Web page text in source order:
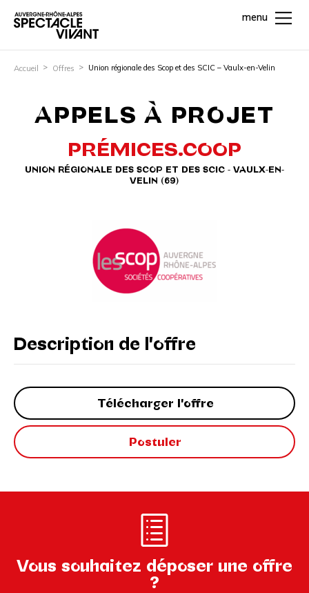
menu
Accueil Offres Union régionale des Scop et des SCIC – Vaulx-en-Velin
APPELS À PROJET
PRÉMICES.COOP
UNION RÉGIONALE DES SCOP ET DES SCIC - VAULX-EN-
VELIN (69)
Description de l'offre
Télécharger l'offre
Postuler
Vous souhaitez déposer une offre
?